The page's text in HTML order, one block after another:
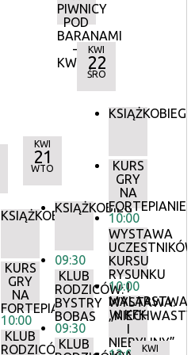
PIWNICY
POD
BARANAMI
–
KWIECIEŃ
KSIĄŻKOBIEG
KURS
GRY
NA
FORTEPIANIE
10:00
KLUB
RODZICÓW:
KWI
21
WTO
KSIĄŻKOBIEG
09:30
KLUB
RODZICÓW:
BYSTRY
BOBAS
09:30
KLUB
KWI
22
ŚRO
KSIĄŻKOBIEG
KURS
GRY
NA
FORTEPIANIE
10:00
WYSTAWA
KURSU
RYSUNKU
I
MALARSTWA
W KFK
10:00
WYSTAWA:
„NIECHWASTY
I
NIEBYLINY”
KWI